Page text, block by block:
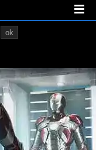
ok